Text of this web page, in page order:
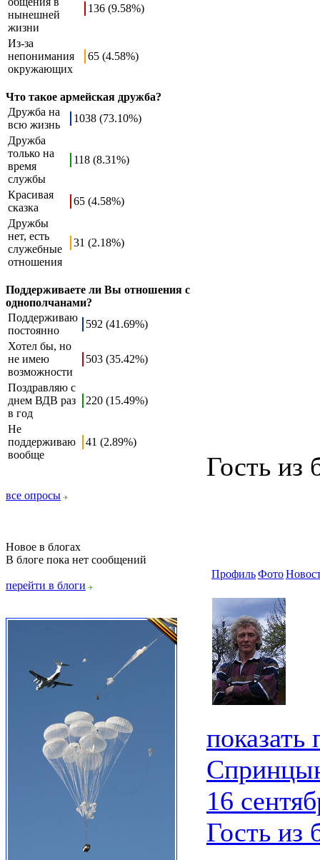
нынешней
жизни
136 (9.58%)
Из-за
непонимания
окружающих
65 (4.58%)
Что такое армейская дружба?
Дружба на
всю жизнь
1038 (73.10%)
Дружба
только на
время
службы
118 (8.31%)
Красивая
сказка
65 (4.58%)
Дружбы
нет, есть
служебные
отношения
31 (2.18%)
Поддерживаете ли Вы отношения с
однополчанами?
Поддерживаю
постоянно
592 (41.69%)
Хотел бы, но
не имею
возможности
503 (35.42%)
Поздравляю с
днем ВДВ раз
в год
220 (15.49%)
Не
поддерживаю
вообще
41 (2.89%)
все опросы
Новое в блогах
В блоге пока нет сообщений
перейти в блоги
Гость
ПрофильФото
16
Гость